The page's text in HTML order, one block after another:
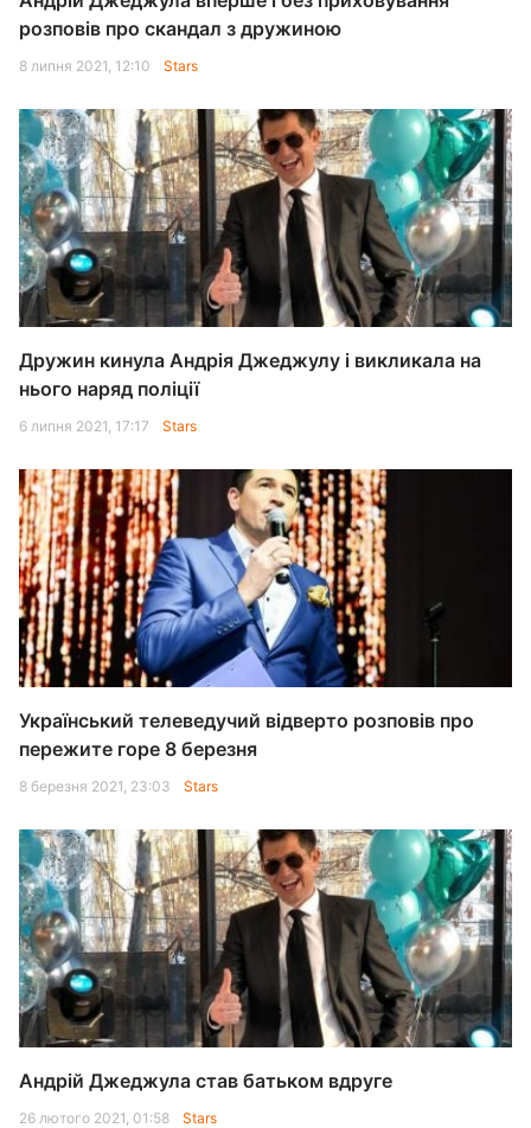
розповів про скандал з дружиною
8 липня 2021, 12:10 Stars
Дружин кинула Андрія Джеджулу і викликала на
нього наряд поліції
6 липня 2021, 17:17 Stars
Український телеведучий відверто розповів про
пережите горе 8 березня
8 березня 2021, 23:03 Stars
Андрій Джеджула став батьком вдруге
26 лютого 2021, 01:58 Stars